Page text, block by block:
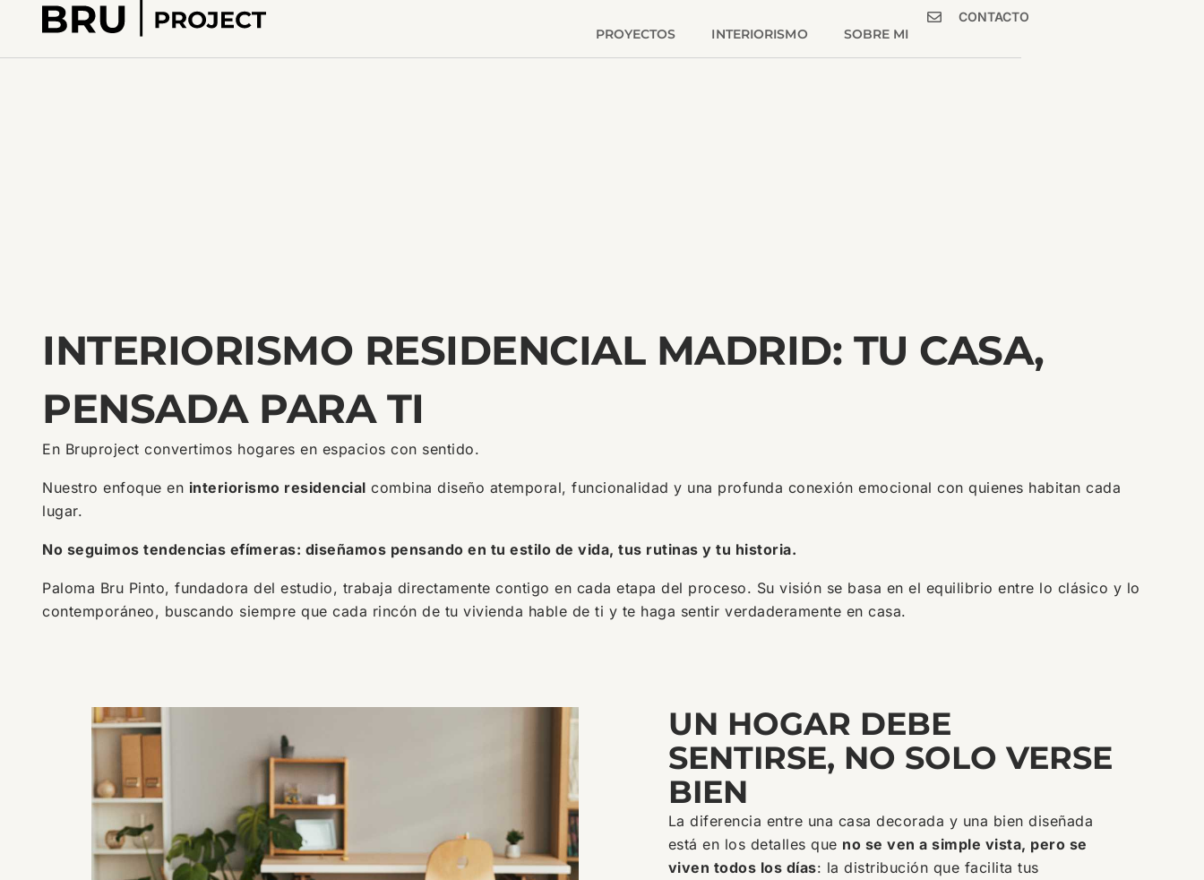
PROYECTOS INTERIORISMO SOBRE MI
CONTACTO
INTERIORISMO RESIDENCIAL MADRID: TU CASA,
PENSADA PARA TI
En Bruproject convertimos hogares en espacios con sentido.
Nuestro enfoque en interiorismo residencial combina diseño atemporal, funcionalidad y una profunda conexión emocional con quienes habitan cada
lugar.
No seguimos tendencias efímeras: diseñamos pensando en tu estilo de vida, tus rutinas y tu historia.
Paloma Bru Pinto, fundadora del estudio, trabaja directamente contigo en cada etapa del proceso. Su visión se basa en el equilibrio entre lo clásico y lo
contemporáneo, buscando siempre que cada rincón de tu vivienda hable de ti y te haga sentir verdaderamente en casa.
UN HOGAR DEBE
SENTIRSE, NO SOLO VERSE
BIEN
La diferencia entre una casa decorada y una bien diseñada
está en los detalles que no se ven a simple vista, pero se
viven todos los días: la distribución que facilita tus